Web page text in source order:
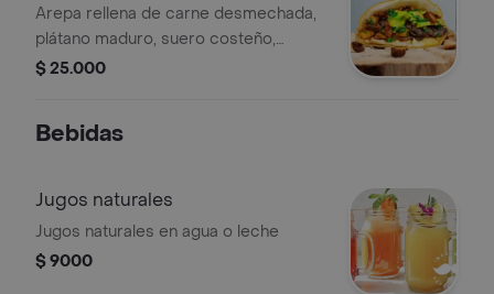
Arepa rellena de carne desmechada,
plátano maduro, suero costeño,
hogao, aguacate y champiñones.
$ 25.000
Bebidas
Jugos naturales
Jugos naturales en agua o leche
$ 9000